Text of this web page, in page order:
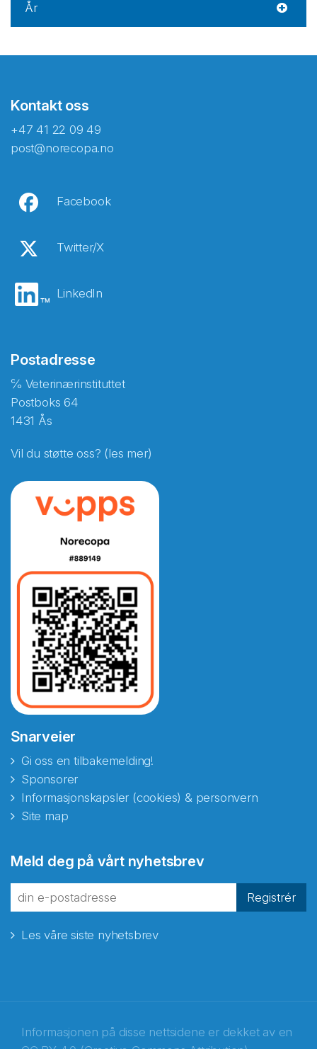
År
Kontakt oss
+47 41 22 09 49
post@norecopa.no
Facebook
Twitter/X
LinkedIn
Postadresse
℅ Veterinærinstituttet
Postboks 64
1431 Ås
Vil du støtte oss? (les mer)
Snarveier
Gi oss en tilbakemelding!
Sponsorer
Informasjonskapsler (cookies) & personvern
Site map
Meld deg på vårt nyhetsbrev
Registrér
Les våre siste nyhetsbrev
Informasjonen på disse nettsidene er dekket av en